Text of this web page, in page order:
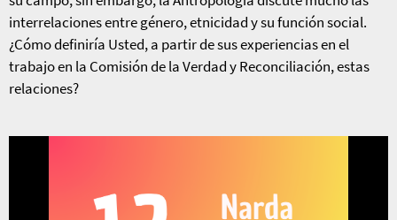
interrelaciones entre género, etnicidad y su función social.
¿Cómo definiría Usted, a partir de sus experiencias en el
trabajo en la Comisión de la Verdad y Reconciliación, estas
relaciones?